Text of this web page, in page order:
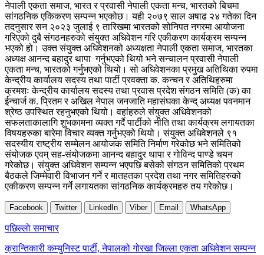
नेपाली एकता समाज, भारत र प्रवासी नेपाली एकता मन्च, भारतको बिचमा
सांगठनिक एकिकरण सम्पन्न भएकोछ। यही २०७९ साल अषाढ २४ गतेका दिन
तदनुसार सन २०२३ जुलाई ९ तारिखमा भारतको सोनिपत नगरमा आयोजना
गरिएको दुबै संगठनहरुको संयुक्त अधिवेशन गरि एकीकरण कार्यक्रम सम्पन्न
भएको हो। उक्त संयुक्त अधिवेशनको अध्यक्षता नेपाली एकता समाज, भारतका
अध्यक्ष आनन्द बहादुर थापा गर्नुभएको थियो भने सन्चालन प्रवासी नेपाली
एकता मन्च, भारतको गर्नुभएको थियो। सो अधिवेशनका प्रमुख अतिथिका रुपमा
केन्द्रीय कार्यालय सदस्य तथा पार्टी प्रवक्ता क. कन्चन र अतिथिहरुमा
क्रमशः केन्द्रीय कार्यालय सदस्य तथा प्रवास प्रदेश संगठन समिति (क) का
ईन्चार्ज क. प्रितम र अखिल नेपाल जनजाति महासंघका केन्द् अध्यक्ष पवनमान
श्रेष्ठ उपस्थित रहनुभएको थियो। वहांहरुले संयुक्त अधिवेशनको
सफलताकालागि शुभकामना व्यक्त गर्दै पार्टीको नीति तथा कार्यक्रम लगायतका
विषयहरुका बारेमा विचार व्यक्त गर्नुभएको थियो। संयुक्त अधिवेशनले ९१
सदस्यीय राष्ट्रीय सम्मेलन आयोजक समिति निर्माण गरेकोछ भने समितिको
संयोजक एवम् सह-संयोजकमा आनन्द बहादुर थापा र गोविन्द पाण्डे चयन
गरेकोछ। संयुक्त अधिवेशन सम्पन्न भएपछि बसेको संगठन समितिको प्रथम
बैठकले जिम्मेवारी विभाजन गर्ने र मातहतका प्रदेश तथा नगर समितिहरुको
एकीकरण सम्पन्न गर्ने लगायतका सांगठनिक कार्यक्रमहरु तय गरेकोछ।
Facebook Twitter LinkedIn Viber Email WhatsApp
Post
navigation
पछिल्लाे समाचार
क्रान्तिकारी कम्युनिस्ट पार्टी, नेपालको गोरखा जिल्ला एकता अधिवेशन सम्पन्न